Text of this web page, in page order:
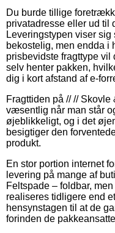
Du burde tillige
privatadresse eller ud til
Leveringstypen viser
bekostelig, men endda i
prisbevidste fragttype
selv henter pakken,
dig i kort afstand af e-
Fragttiden på // //
væsentlig når man står
øjeblikkeligt, og i det
besigtiger den
produkt.
En stor portion internet
levering på mange af
Feltspade – foldbar,
realiseres tidligere end
hensynstagen til at de
forinden de